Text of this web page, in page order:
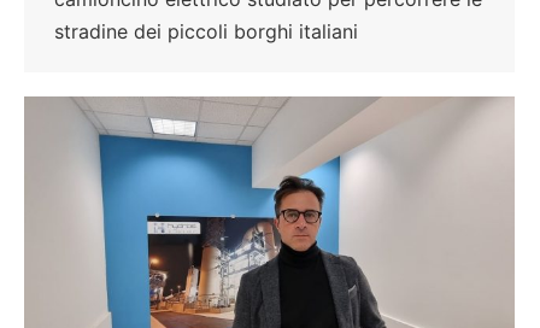
stradine dei piccoli borghi italiani